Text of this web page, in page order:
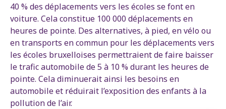
40 % des déplacements vers les écoles se font en
voiture. Cela constitue 100 000 déplacements en
heures de pointe. Des alternatives, à pied, en vélo ou
en transports en commun pour les déplacements vers
les écoles bruxelloises permettraient de faire baisser
le trafic automobile de 5 à 10 % durant les heures de
pointe. Cela diminuerait ainsi les besoins en
automobile et réduirait l’exposition des enfants à la
pollution de l’air.